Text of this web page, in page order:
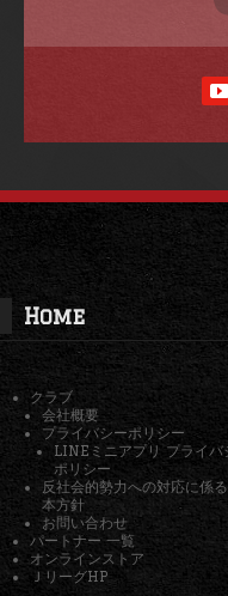
Home
クラブ
会社概要
プライバシーポリシー
LINEミニアプリ プライバ
ポリシー
反社会的勢力への対応に係
本方針
お問い合わせ
パートナー 一覧
オンラインストア
ＪリーグHP